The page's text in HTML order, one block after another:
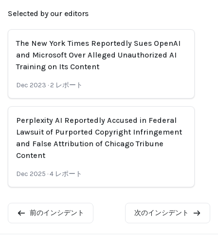
Selected by our editors
The New York Times Reportedly Sues OpenAI
and Microsoft Over Alleged Unauthorized AI
Training on Its Content
Dec 2023 · 2 レポート
Perplexity AI Reportedly Accused in Federal
Lawsuit of Purported Copyright Infringement
and False Attribution of Chicago Tribune
Content
Dec 2025 ·4 レポート
前のインシデント 次のインシデント